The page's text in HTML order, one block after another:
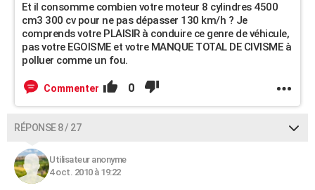
Et il consomme combien votre moteur 8 cylindres 4500
cm3 300 cv pour ne pas dépasser 130 km/h ? Je
comprends votre PLAISIR à conduire ce genre de véhicule,
pas votre EGOISME et votre MANQUE TOTAL DE CIVISME à
polluer comme un fou.
Commenter 0
RÉPONSE 8 / 27
Utilisateur anonyme
4 oct. 2010 à 19:22